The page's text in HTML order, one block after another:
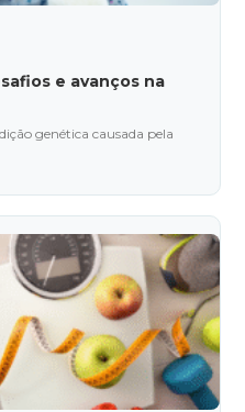
e avanços na
genética causada pela